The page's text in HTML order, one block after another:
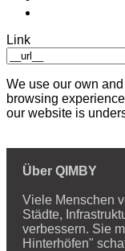
Link
We use our own
browsing
our website is
Über QIMBY
Viele Menschen
Städte,
verbessern. Sie
Hinterhöfen"